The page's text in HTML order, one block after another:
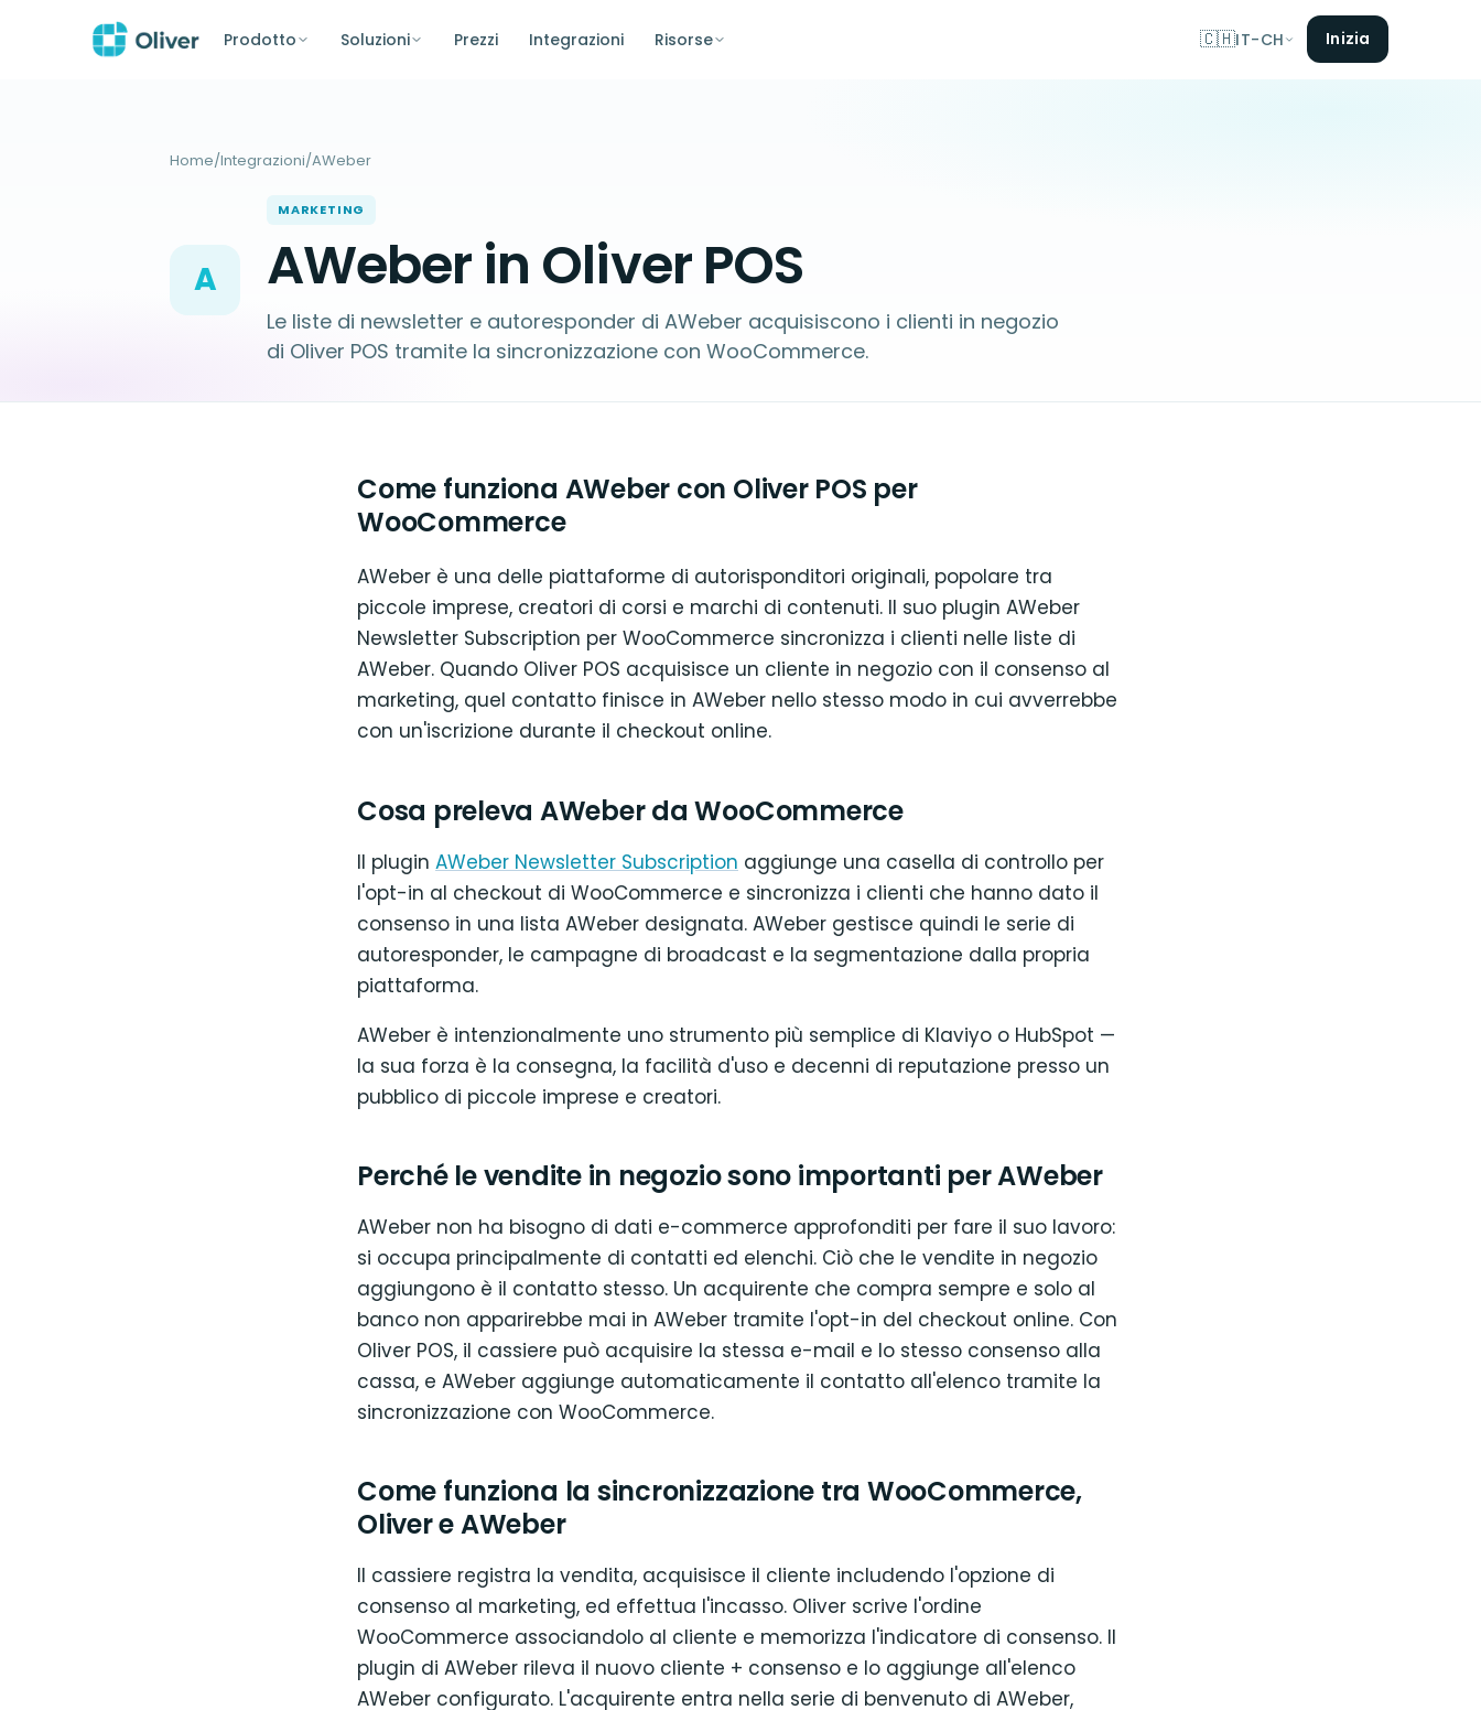
Prodotto Soluzioni Prezzi Integrazioni Risorse 🇨🇭IT-CH Inizia
Home/Integrazioni/AWeber
A
MARKETING
AWeber in Oliver POS
Le liste di newsletter e autoresponder di AWeber acquisiscono i clienti in negozio
di Oliver POS tramite la sincronizzazione con WooCommerce.
Come funziona AWeber con Oliver POS per
WooCommerce
AWeber è una delle piattaforme di autorisponditori originali, popolare tra
piccole imprese, creatori di corsi e marchi di contenuti. Il suo plugin AWeber
Newsletter Subscription per WooCommerce sincronizza i clienti nelle liste di
AWeber. Quando Oliver POS acquisisce un cliente in negozio con il consenso al
marketing, quel contatto finisce in AWeber nello stesso modo in cui avverrebbe
con un'iscrizione durante il checkout online.
Cosa preleva AWeber da WooCommerce
Il plugin AWeber Newsletter Subscription aggiunge una casella di controllo per
l'opt-in al checkout di WooCommerce e sincronizza i clienti che hanno dato il
consenso in una lista AWeber designata. AWeber gestisce quindi le serie di
autoresponder, le campagne di broadcast e la segmentazione dalla propria
piattaforma.
AWeber è intenzionalmente uno strumento più semplice di Klaviyo o HubSpot —
la sua forza è la consegna, la facilità d'uso e decenni di reputazione presso un
pubblico di piccole imprese e creatori.
Perché le vendite in negozio sono importanti per AWeber
AWeber non ha bisogno di dati e-commerce approfonditi per fare il suo lavoro:
si occupa principalmente di contatti ed elenchi. Ciò che le vendite in negozio
aggiungono è il contatto stesso. Un acquirente che compra sempre e solo al
banco non apparirebbe mai in AWeber tramite l'opt-in del checkout online. Con
Oliver POS, il cassiere può acquisire la stessa e-mail e lo stesso consenso alla
cassa, e AWeber aggiunge automaticamente il contatto all'elenco tramite la
sincronizzazione con WooCommerce.
Come funziona la sincronizzazione tra WooCommerce,
Oliver e AWeber
Il cassiere registra la vendita, acquisisce il cliente includendo l'opzione di
consenso al marketing, ed effettua l'incasso. Oliver scrive l'ordine
WooCommerce associandolo al cliente e memorizza l'indicatore di consenso. Il
plugin di AWeber rileva il nuovo cliente + consenso e lo aggiunge all'elenco
AWeber configurato. L'acquirente entra nella serie di benvenuto di AWeber,